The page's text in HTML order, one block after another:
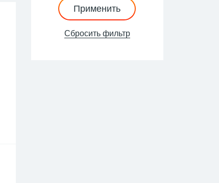
Применить
Сбросить фильтр